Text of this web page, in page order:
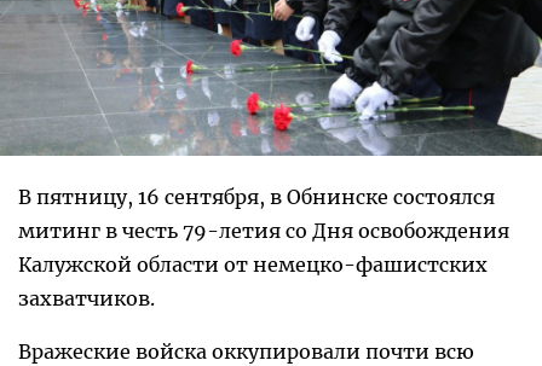
В пятницу, 16 сентября, в Обнинске состоялся
митинг в честь 79-летия со Дня освобождения
Калужской области от немецко-фашистских
захватчиков.
Вражеские войска оккупировали почти всю